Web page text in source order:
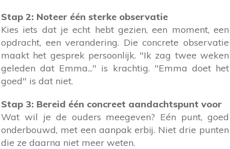
Stap 2: Noteer één sterke observatie
Kies iets dat je echt hebt gezien, een moment, een
opdracht, een verandering. Die concrete observatie
maakt het gesprek persoonlijk. "Ik zag twee weken
geleden dat Emma..." is krachtig. "Emma doet het
goed" is dat niet.
Stap 3: Bereid één concreet aandachtspunt voor
Wat wil je de ouders meegeven? Eén punt, goed
onderbouwd, met een aanpak erbij. Niet drie punten
die ze daarna niet meer weten.